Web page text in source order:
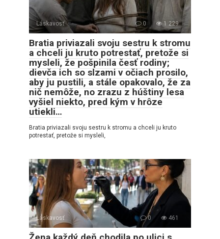
Láskavosť 0 1 229
Bratia priviazali svoju sestru k stromu
a chceli ju kruto potrestať, pretože si
mysleli, že pošpinila česť rodiny;
dievča ich so slzami v očiach prosilo,
aby ju pustili, a stále opakovalo, že za
nič nemôže, no zrazu z húštiny lesa
vyšiel niekto, pred kým v hrôze
utiekli…
Bratia priviazali svoju sestru k stromu a chceli ju kruto
potrestať, pretože si mysleli,
Láskavosť 0 461